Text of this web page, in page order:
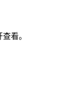
看。